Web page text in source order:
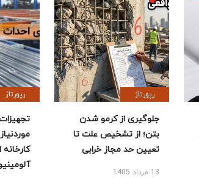
رپورتاژ
جلوگیری از کرمو شدن
بتن؛ از تشخیص علت تا
تعیین حد مجاز خرابی
13 مرداد 1405
رپورتاژ